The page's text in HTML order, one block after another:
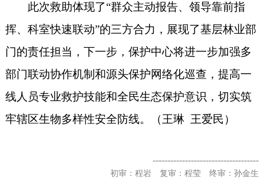
此次救助体现了“群众主动报告、领导靠前指
挥、科室快速联动”的三方合力，展现了基层林业部
门的责任担当，下一步，保护中心将进一步加强多
部门联动协作机制和源头保护网络化巡查，提高一
线人员专业救护技能和全民生态保护意识，切实筑
牢辖区生物多样性安全防线。（王琳 王爱民）
------------------------------------
初审：程岩 复审：程莹 终审：孙金生